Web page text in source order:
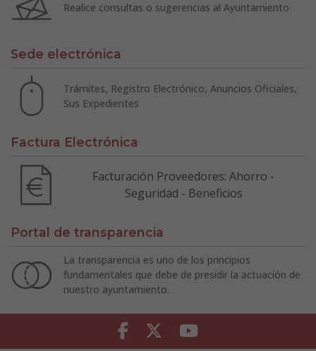
Realice consultas o sugerencias al Ayuntamiento
Sede electrónica
Trámites, Registro Electrónico, Anuncios Oficiales,
Sus Expedientes
Factura Electrónica
Facturación Proveedores: Ahorro -
Seguridad - Beneficios
Portal de transparencia
La transparencia es uno de los principios
fundamentales que debe de presidir la actuación de
nuestro ayuntamiento.
Facebook Twitter Youtube